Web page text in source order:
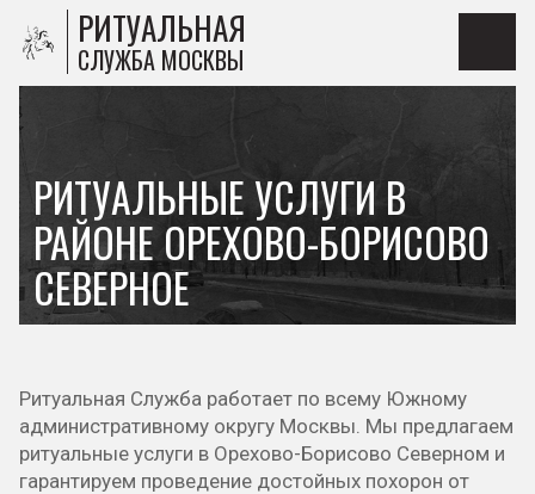
РИТУАЛЬНАЯ
СЛУЖБА МОСКВЫ
РИТУАЛЬНЫЕ УСЛУГИ В
РАЙОНЕ ОРЕХОВО-БОРИСОВО
СЕВЕРНОЕ
Ритуальная Служба работает по всему Южному
административному округу Москвы. Мы предлагаем
ритуальные услуги в Орехово-Борисово Северном и
гарантируем проведение достойных похорон от